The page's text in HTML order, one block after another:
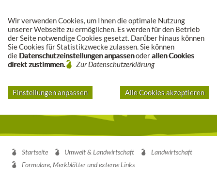
Wir verwenden Cookies, um Ihnen die optimale Nutzung
unserer Webseite zu ermöglichen. Es werden für den Betrieb
der Seite notwendige Cookies gesetzt. Darüber hinaus können
Sie Cookies für Statistikzwecke zulassen. Sie können
die Datenschutzeinstellungen anpassenoderallen Cookies
direkt zustimmen.
Zur Datenschutzerklärung
Einstellungen anpassen Alle Cookies akzeptieren
Startseite Umwelt & Landwirtschaft
Landwirtschaft
Formulare, Merkblätter und externe Links